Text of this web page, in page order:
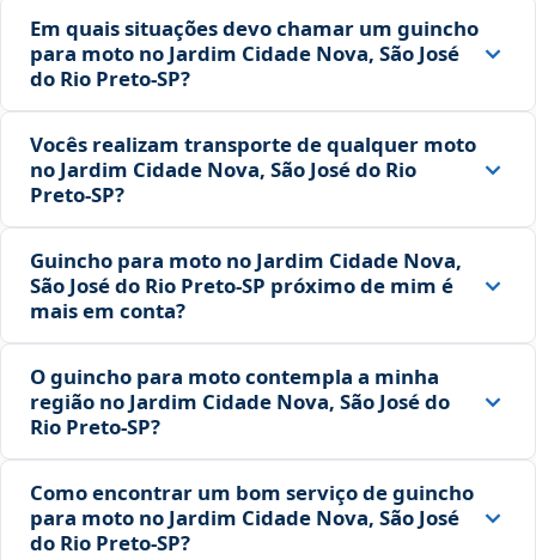
Em quais situações devo chamar um guincho
para moto no Jardim Cidade Nova, São José
do Rio Preto‑SP?
Vocês realizam transporte de qualquer moto
no Jardim Cidade Nova, São José do Rio
Preto‑SP?
Guincho para moto no Jardim Cidade Nova,
São José do Rio Preto‑SP próximo de mim é
mais em conta?
O guincho para moto contempla a minha
região no Jardim Cidade Nova, São José do
Rio Preto‑SP?
Como encontrar um bom serviço de guincho
para moto no Jardim Cidade Nova, São José
do Rio Preto‑SP?